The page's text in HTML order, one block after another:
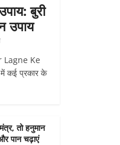
बुरी
Lagne Ke
कई प्रकार के
तो हनुमान
पान चढ़ाएं